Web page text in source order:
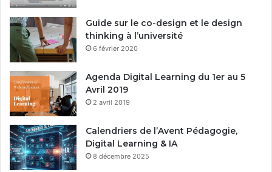
Guide sur le co-design et le design
thinking à l’université
6 février 2020
Agenda Digital Learning du 1er au 5
Avril 2019
2 avril 2019
Calendriers de l’Avent Pédagogie,
Digital Learning & IA
8 décembre 2025